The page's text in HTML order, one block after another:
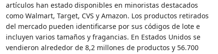
artículos han estado disponibles en minoristas destacados
como Walmart, Target, CVS y Amazon. Los productos retirados
del mercado pueden identificarse por sus códigos de lote e
incluyen varios tamaños y fragancias. En Estados Unidos se
vendieron alrededor de 8,2 millones de productos y 56.700